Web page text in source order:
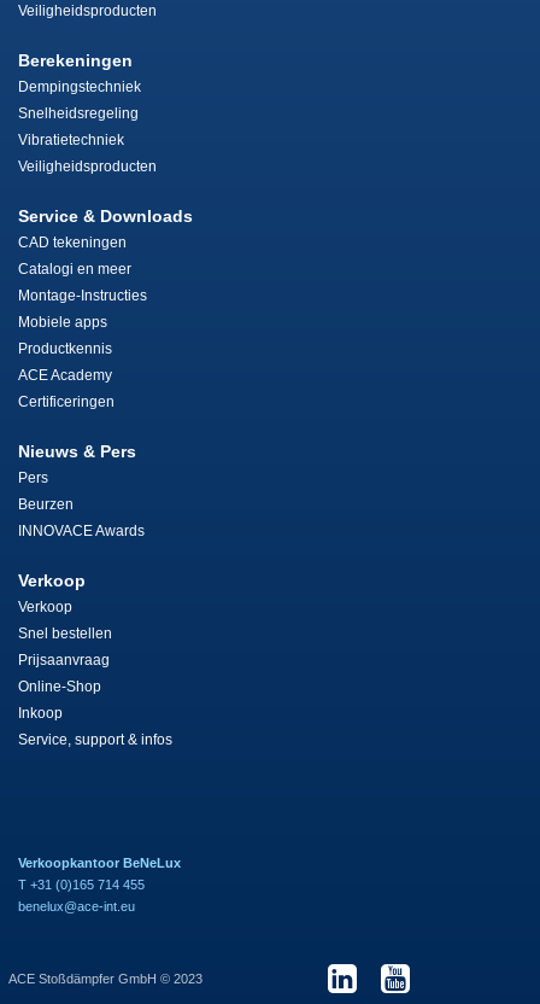
Veiligheidsproducten
Berekeningen
Dempingstechniek
Snelheidsregeling
Vibratietechniek
Veiligheidsproducten
Service & Downloads
CAD tekeningen
Catalogi en meer
Montage-Instructies
Mobiele apps
Productkennis
ACE Academy
Certificeringen
Nieuws & Pers
Pers
Beurzen
INNOVACE Awards
Verkoop
Verkoop
Snel bestellen
Prijsaanvraag
Online-Shop
Inkoop
Service, support & infos
Verkoopkantoor BeNeLux
T +31 (0)165 714 455
benelux@ace-int.eu
ACE Stoßdämpfer GmbH © 2023